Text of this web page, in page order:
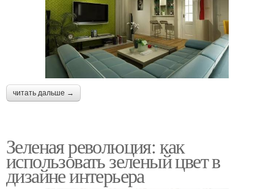
читать дальше →
Зеленая революция: как
использовать зеленый цвет в
дизайне интерьера